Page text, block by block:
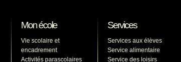
Mon école
Vie scolaire et
encadrement
Activités parascolaires
Services
Services aux élèves
Service alimentaire
Service des loisirs